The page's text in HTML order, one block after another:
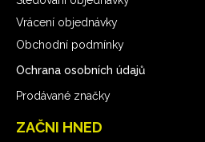
Vrácení objednávky
Obchodní podmínky
Ochrana osobních údajů
Prodávané značky
ZAČNI HNED